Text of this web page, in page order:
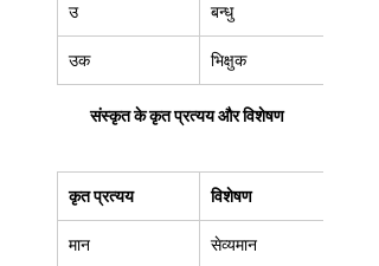
उ बन्धु
उक भिक्षुक
संस्कृत के कृत प्रत्यय और विशेषण
कृत प्रत्यय विशेषण
मान सेव्यमान